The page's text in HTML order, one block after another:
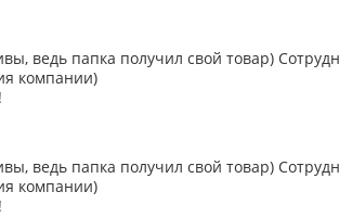
ведь папка получил свой товар)
компании)
ведь папка получил свой товар)
компании)